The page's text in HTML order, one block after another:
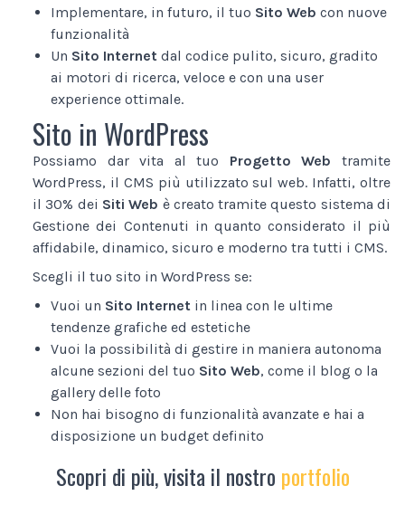
Implementare, in futuro, il tuo Sito Web con nuove
funzionalità
Un Sito Internet dal codice pulito, sicuro, gradito
ai motori di ricerca, veloce e con una user
experience ottimale.
Sito in WordPress
Possiamo dar vita al tuo Progetto Web tramite
WordPress, il CMS più utilizzato sul web. Infatti, oltre
il 30% dei Siti Web è creato tramite questo sistema di
Gestione dei Contenuti in quanto considerato il più
affidabile, dinamico, sicuro e moderno tra tutti i CMS.
Scegli il tuo sito in WordPress se:
Vuoi un Sito Internet in linea con le ultime
tendenze grafiche ed estetiche
Vuoi la possibilità di gestire in maniera autonoma
alcune sezioni del tuo Sito Web, come il blog o la
gallery delle foto
Non hai bisogno di funzionalità avanzate e hai a
disposizione un budget definito
Scopri di più, visita il nostro portfolio